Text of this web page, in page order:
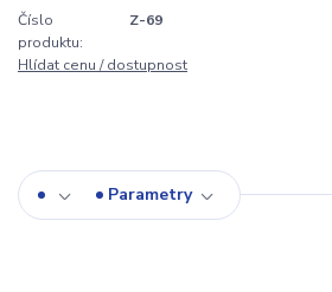
Číslo
produktu:
Z-69
Hlídat cenu / dostupnost
Parametry